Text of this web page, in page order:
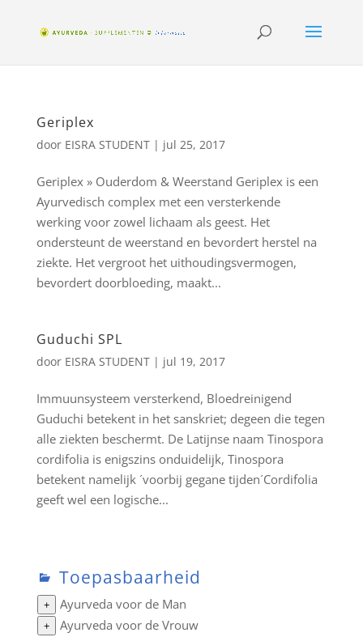
Geriplex
door EISRA STUDENT| jul 25, 2017
Geriplex » Ouderdom & Weerstand Geriplex is een
Ayurvedisch complex met een versterkende
werking voor zowel lichaam als geest. Het
ondersteunt de weerstand en bevordert herstel na
ziekte. Het vergroot het uithoudingsvermogen,
bevordert doorbloeding, maakt...
Guduchi SPL
door EISRA STUDENT| jul 19, 2017
Immuunsysteem versterkend, Bloedreinigend
Guduchi betekent in het sanskriet; degeen die tegen
alle ziekten beschermt. De Latijnse naam Tinospora
cordifolia is enigszins onduidelijk, Tinospora
betekent namelijk ´voorbij gegane tijden´Cordifolia
geeft wel een logische...
Toepasbaarheid
+ Ayurveda voor de Man
+ Ayurveda voor de Vrouw